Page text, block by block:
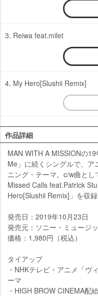
3. Reiwa feat.milet
4. My Hero[Slushii Remix]
作品詳細
MAN WITH A MISSIONの
Me」に続くシングルで、
ニング・テーマ。c/w曲と
Missed Calls feat.Patrick
Hero[Slushii Remix]」を収録
発売日：2019年10月23日
発売元：ソニー・ミュージ
価格：1,980円（税込）
タイアップ
・NHKテレビ・アニメ「ヴ
ーマ
・HIGH BROW CINEMA配